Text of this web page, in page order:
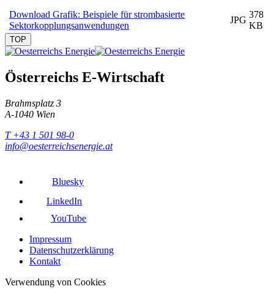
Download Grafik: Beispiele für strombasierte
Sektorkopplungs­anwendungen
JPG
378
KB
TOP
Österreichs E-Wirtschaft
Brahmsplatz 3
A-1040 Wien
T +43 1 501 98-0
info@oesterreichsenergie.at
Bluesky
LinkedIn
YouTube
Impressum
Datenschutzerklärung
Kontakt
Verwendung von Cookies